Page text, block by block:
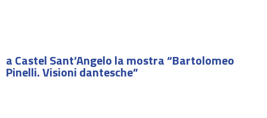
a Castel Sant’Angelo la mostra “Bartolomeo
Pinelli. Visioni dantesche”